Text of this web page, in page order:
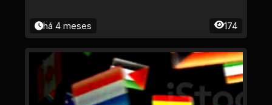
há 4 meses 174